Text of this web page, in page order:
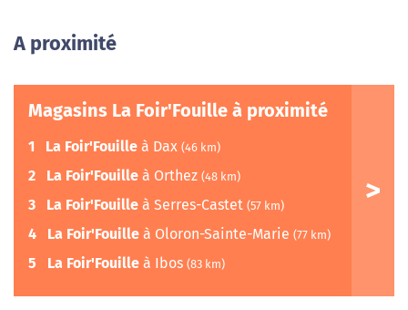
A proximité
Magasins La Foir'Fouille à proximité
1 La Foir'Fouille à Dax (46 km)
2 La Foir'Fouille à Orthez (48 km)
3 La Foir'Fouille à Serres-Castet (57 km)
4 La Foir'Fouille à Oloron-Sainte-Marie (77 km)
5 La Foir'Fouille à Ibos (83 km)